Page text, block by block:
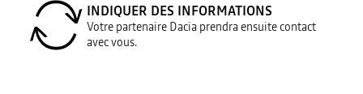
INDIQUER DES INFORMATIONS
Votre partenaire Dacia prendra ensuite contact
avec vous.